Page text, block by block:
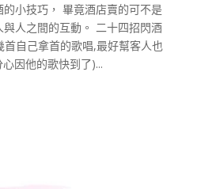
小技巧， 畢竟酒店賣的可不是
人之間的互動。 二十四招閃酒
自己拿首的歌唱,最好幫客人也
因他的歌快到了)...